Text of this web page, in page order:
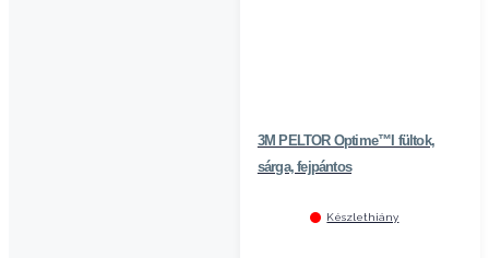
3M PELTOR Optime™I fültok,
sárga, fejpántos
Készlethiány